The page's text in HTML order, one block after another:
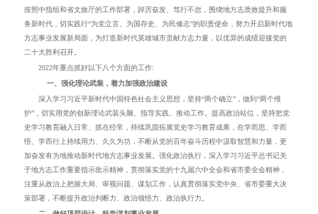
按照中指组和省文旅厅的工作部署，踔厉奋发、笃行不怠，围绕地方志质效提升和服
务新时代，切实践行“为党立言、为国存史、为民修志”的职责使命，努力开启新时代地
方志事业发展新局面，为打造新时代英雄城市贡献方志力量，以优异的成绩迎接党的
二十大胜利召开。
2022年重点抓好以下八个方面的工作:
一、强化理论武装，着力加强政治建设
深入学习习近平新时代中国特色社会主义思想，坚持“两个确立”，做到“两个维
护”，切实用党的创新理论武装头脑、指导实践、推动工作。提高政治站位，坚持把党
史学习教育融入日常、抓在经常，持续巩固拓展党史学习教育成果，在学而思、学而
悟、学而行上持续用力、久久为功，不断从党的百年奋斗历程中汲取智慧和力量，更
加奋发有为地推动新时代地方志事业发展。强化政治执行，深入学习习近平总书记关
于地方志工作重要指示批示精神，贯彻落实党的十九届六中全会和省市委全会精神，
注重从政治上把握大局、审视问题、谋划工作，认真贯彻落实党中央、省市委重大决
策部署，不断提升政治判断力、政治领悟力、政治执行力。